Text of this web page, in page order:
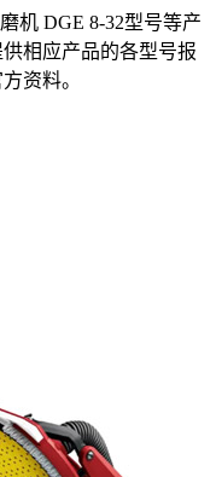
机 DGE 8-32型号等产
相应产品的各型号报
资料。